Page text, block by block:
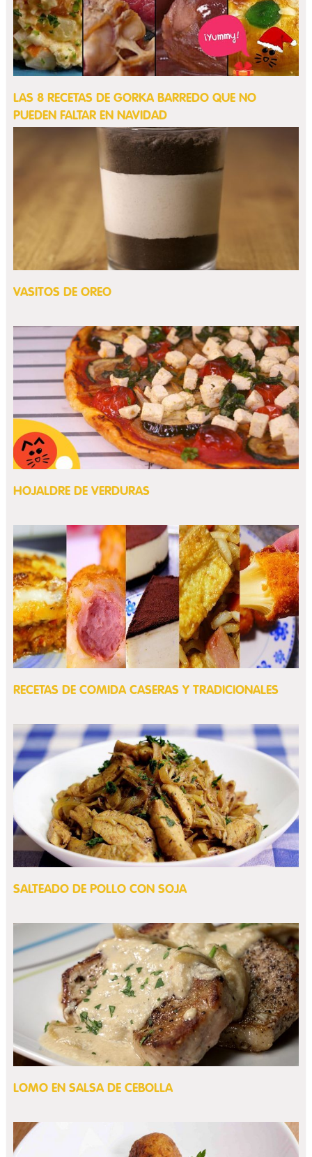
LAS 8 RECETAS DE GORKA BARREDO QUE NO
PUEDEN FALTAR EN NAVIDAD
VASITOS DE OREO
HOJALDRE DE VERDURAS
RECETAS DE COMIDA CASERAS Y TRADICIONALES
SALTEADO DE POLLO CON SOJA
LOMO EN SALSA DE CEBOLLA